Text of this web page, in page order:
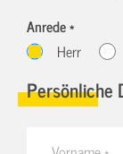
Anrede *
Herr
Persönliche